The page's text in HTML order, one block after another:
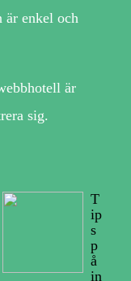
är enkel och
är
sig.
T
ip
s
p
å
in